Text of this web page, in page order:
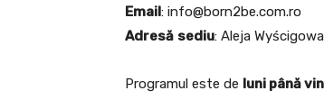
Email: info@born2be.com.ro
Adresă sediu: Aleja
Programul este de luni până